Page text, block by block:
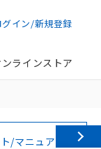
グイン/新規登録
ラインストア
/マニュアル